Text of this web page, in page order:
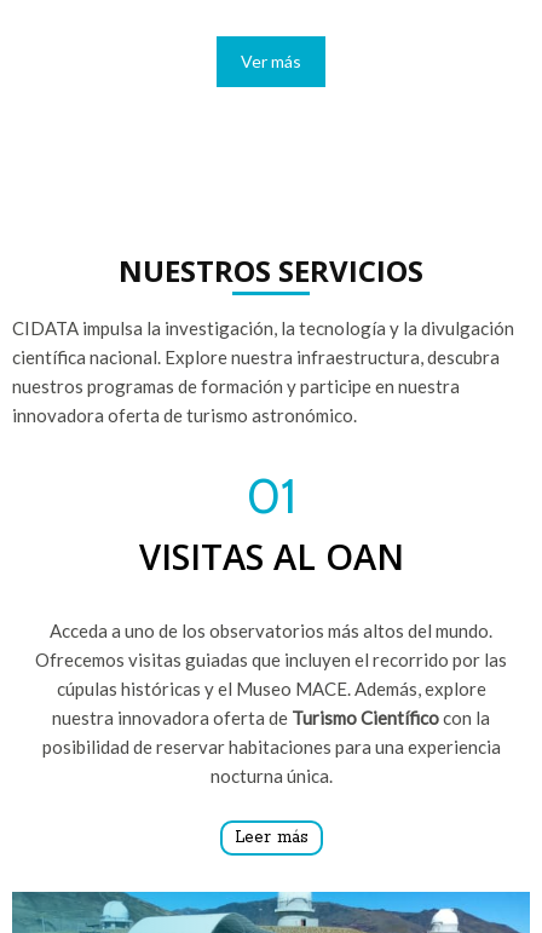
Ver más
NUESTROS SERVICIOS
CIDATA impulsa la investigación, la tecnología y la divulgación
científica nacional. Explore nuestra infraestructura, descubra
nuestros programas de formación y participe en nuestra
innovadora oferta de turismo astronómico.
01
VISITAS AL OAN
Acceda a uno de los observatorios más altos del mundo.
Ofrecemos visitas guiadas que incluyen el recorrido por las
cúpulas históricas y el Museo MACE. Además, explore
nuestra innovadora oferta de Turismo Científicocon la
posibilidad de reservar habitaciones para una experiencia
nocturna única.
Leer más